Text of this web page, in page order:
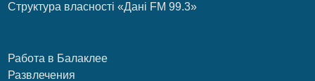
Структура власності «Дані FM 99.3»
Работа в Балаклее
Развлечения